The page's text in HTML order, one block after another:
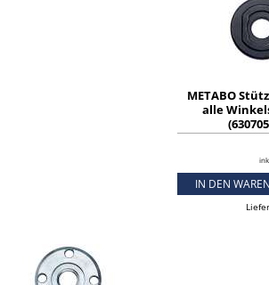
METABO
alle
IN DEN